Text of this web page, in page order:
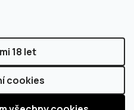
18 let
cookies
Shoptet